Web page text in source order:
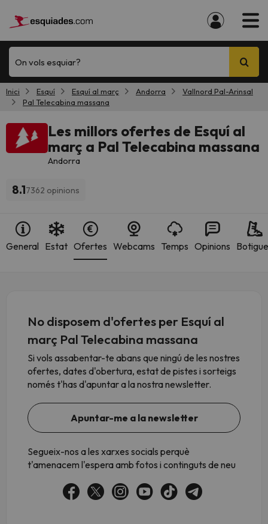
On vols esquiar?
Inici Esquí Esquí al març Andorra
Vallnord Pal-Arinsal
Pal Telecabina massana
Les millors ofertes de Esquí al
març a Pal Telecabina massana
Andorra
8.17362 opinions
General Estat Ofertes Webcams Temps Opinions
No disposem d'ofertes per Esquí al
març Pal Telecabina massana
Si vols assabentar-te abans que ningú de les nostres
ofertes, dates d'obertura, estat de pistes i sorteigs
només t'has d'apuntar a la nostra newsletter.
Apuntar-me a la newsletter
Segueix-nos a les xarxes socials perquè
t'amenacem l'espera amb fotos i continguts de neu